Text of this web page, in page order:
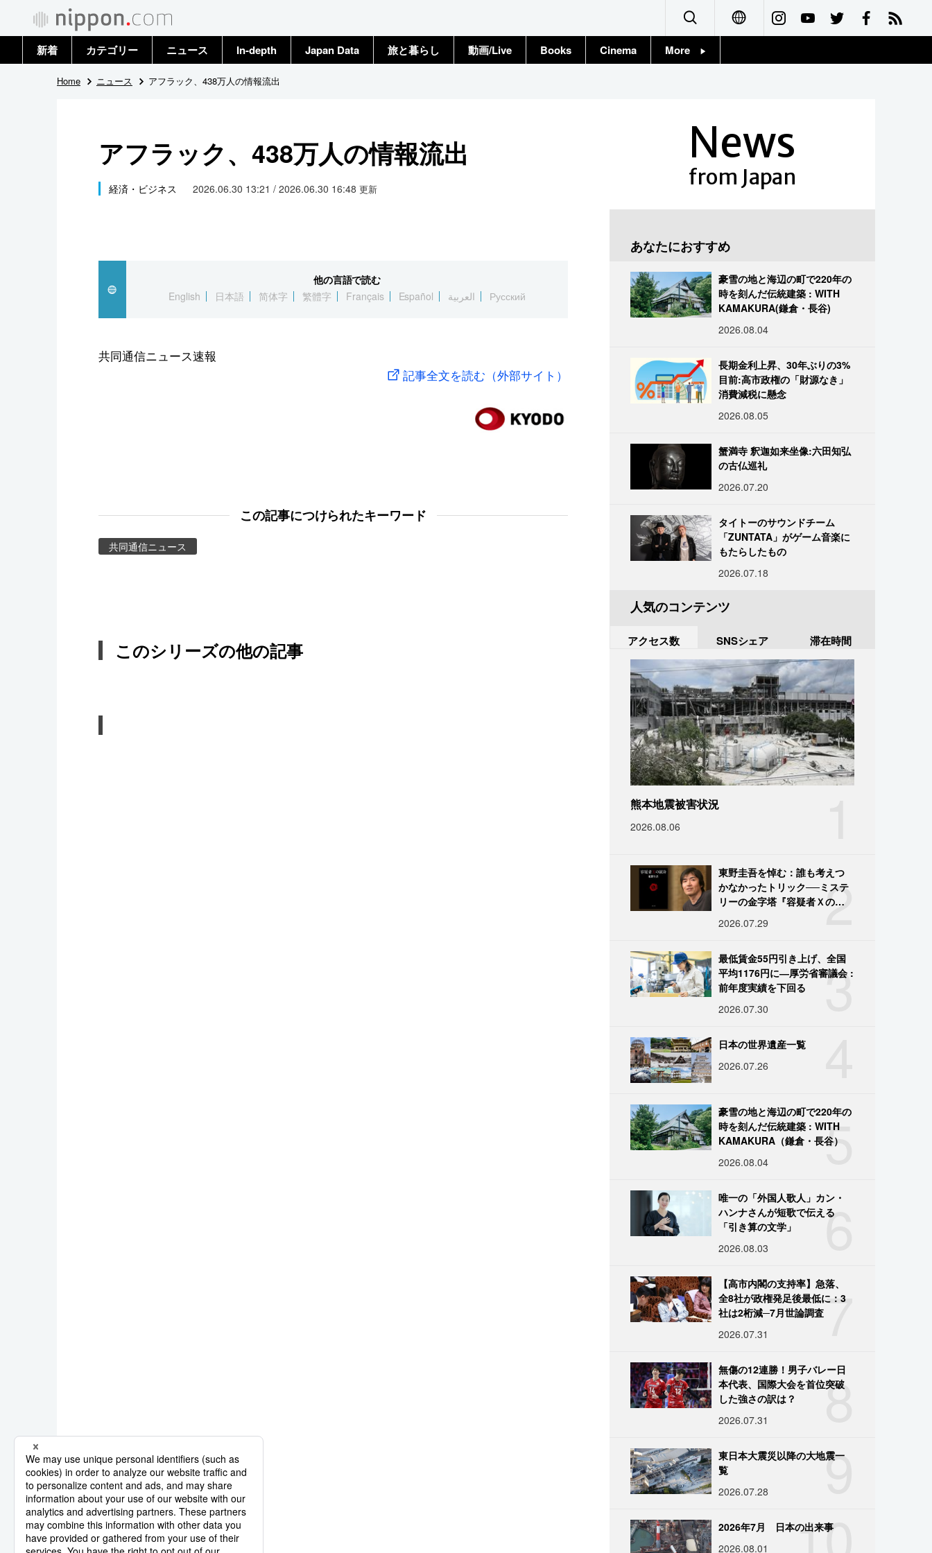
Français
新着 カテゴリー
政治・外交
国際
科学・技術
暮らし
ニュース
トップ
In-depth Japan Data 旅と暮らし 動画/Live Books Cinema More
Home ニュース アフラック、438万人の情報流出
アフラック、438万人の情報流出
経済・ビジネス 2026.06.30 13:21 / 2026.06.30 16:48 更新
他の言語で読む
English
日本語 简体字 繁體字 Français Español العربية Русский
共同通信ニュース速報
記事全文を読む（外部サイト）
この記事につけられたキーワード
共同通信ニュース
このシリーズの他の記事
News
from Japan
あなたにおすすめ
豪雪の地と海辺の町で220年の
時を刻んだ伝統建築 : WITH
KAMAKURA(鎌倉・長谷)
2026.08.04
長期金利上昇、30年ぶりの3%
目前:高市政権の「財源なき」
消費減税に懸念
2026.08.05
蟹満寺 釈迦如来坐像:六田知弘
の古仏巡礼
2026.07.20
タイトーのサウンドチーム
「ZUNTATA」がゲーム音楽に
もたらしたもの
2026.07.18
人気のコンテンツ
アクセス数 SNSシェア 滞在時間
熊本地震被害状況
2026.08.06
2
東野圭吾を悼む：誰も考えつ
かなかったトリック──ミステ
リーの金字塔『容疑者Ｘの献
2026.07.29
3
最低賃金55円引き上げ、全国
平均1176円に―厚労省審議会 :
前年度実績を下回る
2026.07.30
日本の世界遺産一覧
2026.07.26
5
豪雪の地と海辺の町で220年の
時を刻んだ伝統建築 : WITH
KAMAKURA（鎌倉・長谷）
2026.08.04
6
唯一の「外国人歌人」カン・
ハンナさんが短歌で伝える
「引き算の文学」
2026.08.03
7
【高市内閣の支持率】急落、
全8社が政権発足後最低に：3
社は2桁減─7月世論調査
2026.07.31
8
無傷の12連勝！男子バレー日
本代表、国際大会を首位突破
した強さの訳は？
2026.07.31
9
東日本大震災以降の大地震一
覧
2026.07.28
10
2026年7月 日本の出来事
2026.08.01